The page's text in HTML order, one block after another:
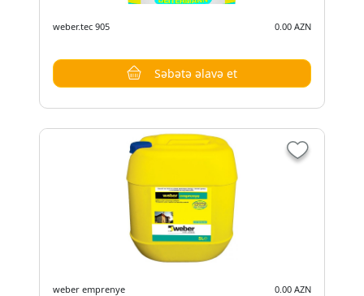
weber.tec 905 0.00 AZN
Səbətə əlavə et
weber emprenye 0.00 AZN